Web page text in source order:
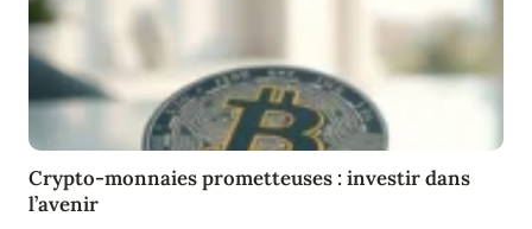
Crypto-monnaies prometteuses : investir dans
l’avenir